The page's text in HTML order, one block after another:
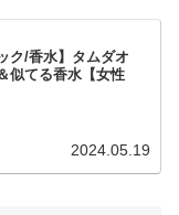
ク/香水】タムダオ
似てる香水【女性
2024.05.19